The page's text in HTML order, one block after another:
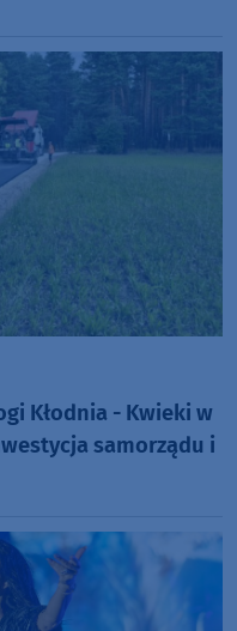
Kłodnia - Kwieki w
samorządu i